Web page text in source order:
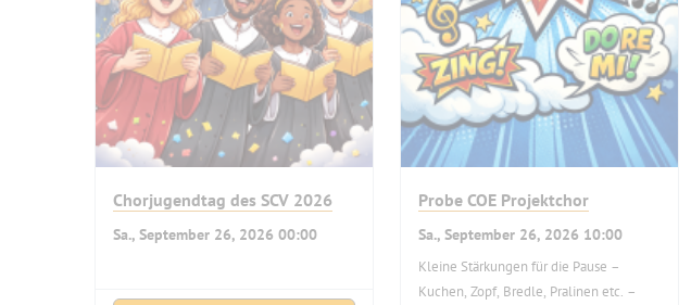
Chorjugendtag des SCV 2026
Sa., September 26, 2026 00:00
Probe COE Projektchor
Sa., September 26, 2026 10:00
Kleine Stärkungen für die Pause –
Kuchen, Zopf, Bredle, Pralinen etc. –